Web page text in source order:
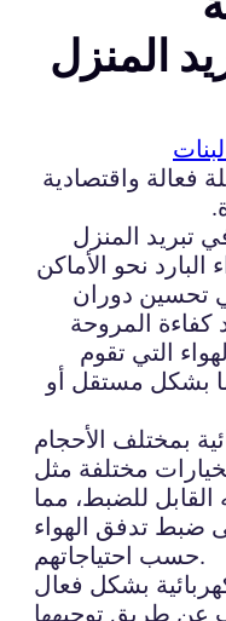
المنزل
فعالة واقتصادية
تبريد المنزل
نحو الأماكن
تحسين دوران
كفاءة المروحة
التي تقوم
بشكل مستقل أو
بمختلف الأحجام
مختلفة مثل
القابل للضبط، مما
ضبط تدفق الهواء
حسب احتياجاتهم.
بشكل فعال
عن طريق توجيهها